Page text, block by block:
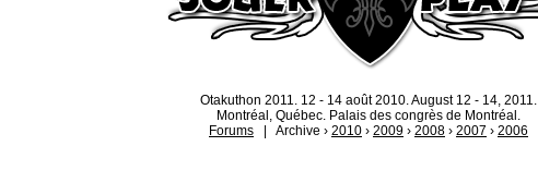
Otakuthon 2011. 12 - 14 août 2010. August 12 - 14, 2011.
Montréal, Québec. Palais des congrès de Montréal.
Forums | Archive › 2010 › 2009 › 2008 › 2007 › 2006